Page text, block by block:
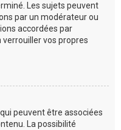
Les sujets peuvent
par un modérateur ou
accordées par
verrouiller vos propres
peuvent être associées
La possibilité